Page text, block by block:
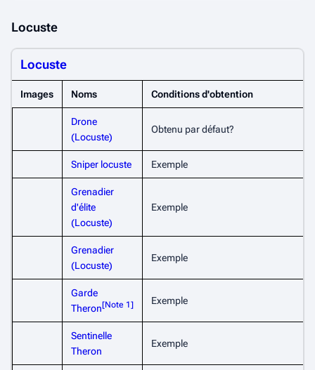
Locuste
Locuste
Images Noms Conditions d'obtention
Drone
(Locuste)
Obtenu par défaut?
Sniper locuste Exemple
Grenadier
d'élite
(Locuste)
Exemple
Grenadier
(Locuste)
Exemple
Garde
Theron[Note 1] Exemple
Sentinelle
Theron
Exemple